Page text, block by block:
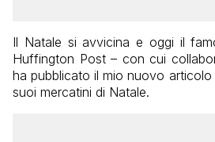
Il Natale si avvicina e oggi il
Huffington Post – con cui
ha pubblicato il mio nuovo
suoi mercatini di Natale.